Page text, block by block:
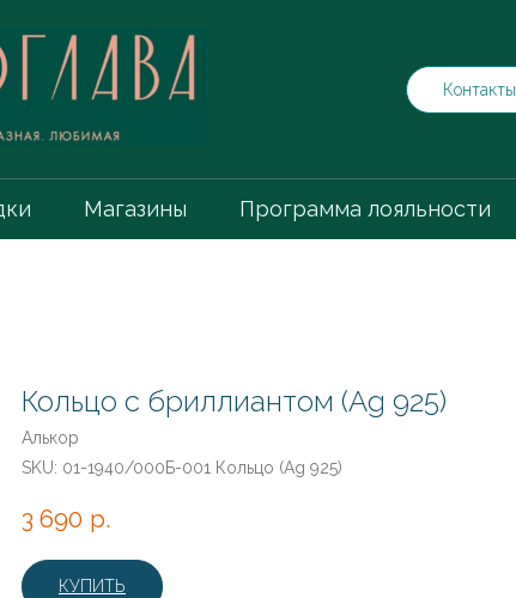
Контакты
Магазины Программа лояльности
Кольцо с бриллиантом (Ag 925)
Алькор
SKU: 01-1940/000Б-001 Кольцо (Ag 925)
3 690 р.
КУПИТЬ